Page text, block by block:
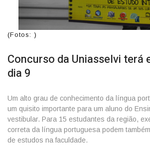
(Fotos: )
Concurso da Uniasselvi terá
dia 9
Um alto grau de conhecimento da língua
um quisito importante para um aluno do
vestibular. Para 15 estudantes da região,
correta da língua portuguesa podem
de estudos na faculdade.